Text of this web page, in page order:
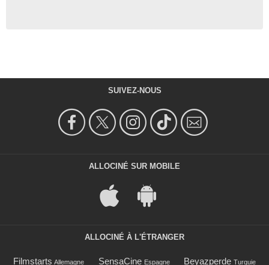
SUIVEZ-NOUS
ALLOCINÉ SUR MOBILE
ALLOCINÉ À L'ÉTRANGER
Filmstarts Allemagne SensaCine Espagne Beyazperde Turquie